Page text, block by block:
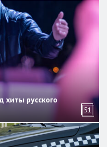
хиты русского
51